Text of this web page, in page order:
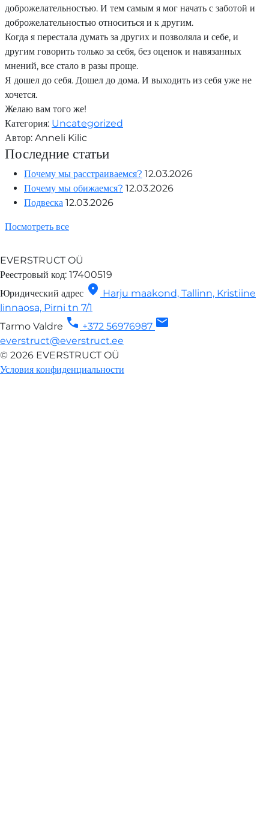
доброжелательностью. И тем самым я мог начать с заботой и
доброжелательностью относиться и к другим.
Когда я перестала думать за других и позволяла и себе, и
другим говорить только за себя, без оценок и навязанных
мнений, все стало в разы проще.
Я дошел до себя. Дошел до дома. И выходить из себя уже не
хочется.
Желаю вам того же!
Категория: Uncategorized
Автор: Anneli Kilic
Последние статьи
Почему мы расстраиваемся? 12.03.2026
Почему мы обижаемся? 12.03.2026
Подвеска 12.03.2026
Посмотреть все
EVERSTRUCT OÜ
Реестровый код: 17400519
Юридический адрес location_on Harju maakond, Tallinn, Kristiine
linnaosa, Pirni tn 7/1
Tarmo Valdre call +372 56976987 mail
everstruct@everstruct.ee
© 2026 EVERSTRUCT OÜ
Условия конфиденциальности